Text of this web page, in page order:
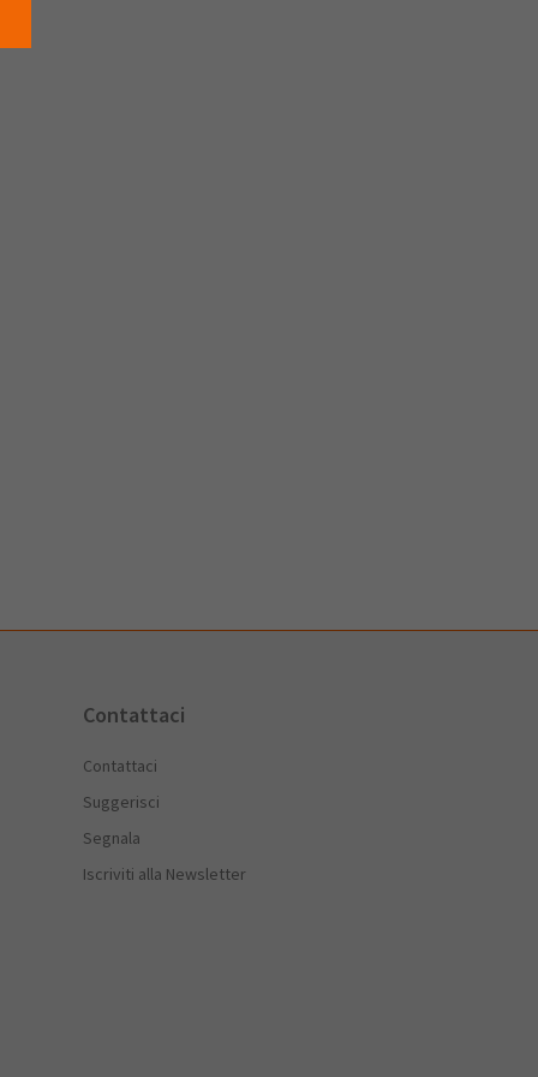
Contattaci
Contattaci
Suggerisci
Segnala
Iscriviti alla Newsletter